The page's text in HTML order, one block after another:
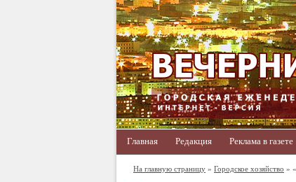
Главная Редакция Реклама в газете
На главную страницу » Городское хозяйство »